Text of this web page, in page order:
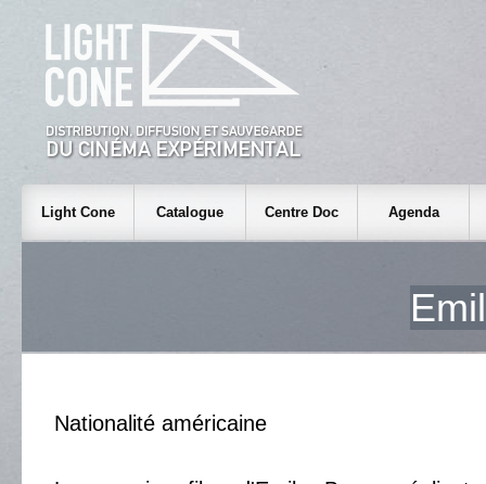
Light Cone Catalogue Centre Doc Agenda
Nationalité américaine